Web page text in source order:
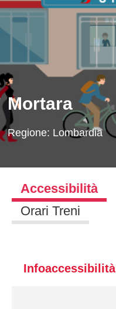
Mortara
Regione: Lombardia
Accessibilità
Orari Treni
Infoaccessibilità